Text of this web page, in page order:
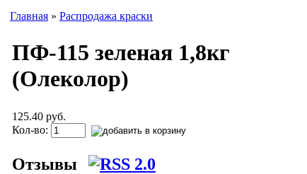
Главная » Распродажа краски
ПФ-115 зеленая 1,8кг
(Олеколор)
125.40 руб.
Кол-во:
Отзывы